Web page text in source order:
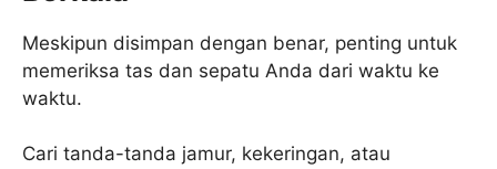
Meskipun disimpan dengan benar, penting untuk
memeriksa tas dan sepatu Anda dari waktu ke
waktu.
Cari tanda-tanda jamur, kekeringan, atau